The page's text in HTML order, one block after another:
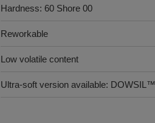
Hardness: 60 Shore 00
Reworkable
Low volatile content
Ultra-soft version available: